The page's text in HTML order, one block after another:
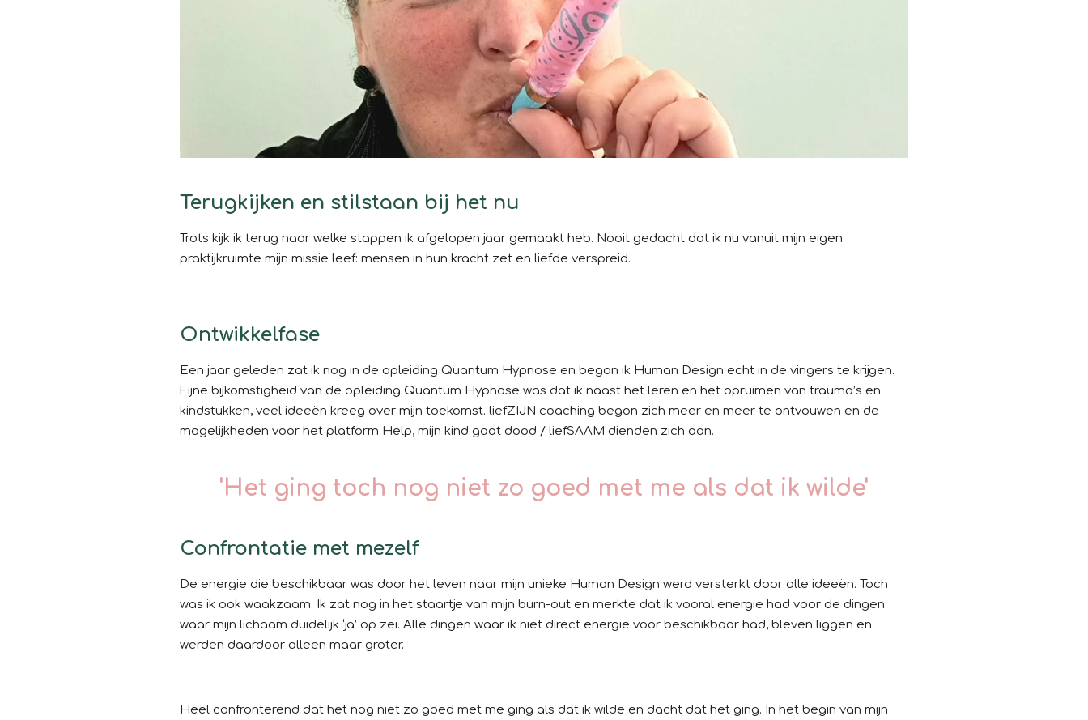
Terugkijken en stilstaan bij het nu
Trots kijk ik terug naar welke stappen ik afgelopen jaar gemaakt heb. Nooit gedacht dat ik nu vanuit mijn eigen
praktijkruimte mijn missie leef: mensen in hun kracht zet en liefde verspreid.
Ontwikkelfase
Een jaar geleden zat ik nog in de opleiding Quantum Hypnose en begon ik Human Design echt in de vingers te krijgen.
Fijne bijkomstigheid van de opleiding Quantum Hypnose was dat ik naast het leren en het opruimen van trauma’s en
kindstukken, veel ideeën kreeg over mijn toekomst. liefZIJN coaching begon zich meer en meer te ontvouwen en de
mogelijkheden voor het platform Help, mijn kind gaat dood / liefSAAM dienden zich aan.
'Het ging toch nog niet zo goed met me als dat ik wilde'
Confrontatie met mezelf
De energie die beschikbaar was door het leven naar mijn unieke Human Design werd versterkt door alle ideeën. Toch
was ik ook waakzaam. Ik zat nog in het staartje van mijn burn-out en merkte dat ik vooral energie had voor de dingen
waar mijn lichaam duidelijk ‘ja’ op zei. Alle dingen waar ik niet direct energie voor beschikbaar had, bleven liggen en
werden daardoor alleen maar groter.
Heel confronterend dat het nog niet zo goed met me ging als dat ik wilde en dacht dat het ging. In het begin van mijn